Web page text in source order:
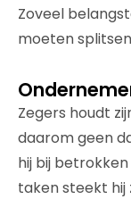
Zoveel
moeten
Zegers houdt
daarom geen
hij bij
taken steekt hij